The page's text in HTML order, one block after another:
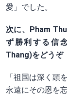
愛」でした。
次に、Pham
ず勝利する信
Thang)をどうぞ
「祖国は深く頭
永遠にその恩を